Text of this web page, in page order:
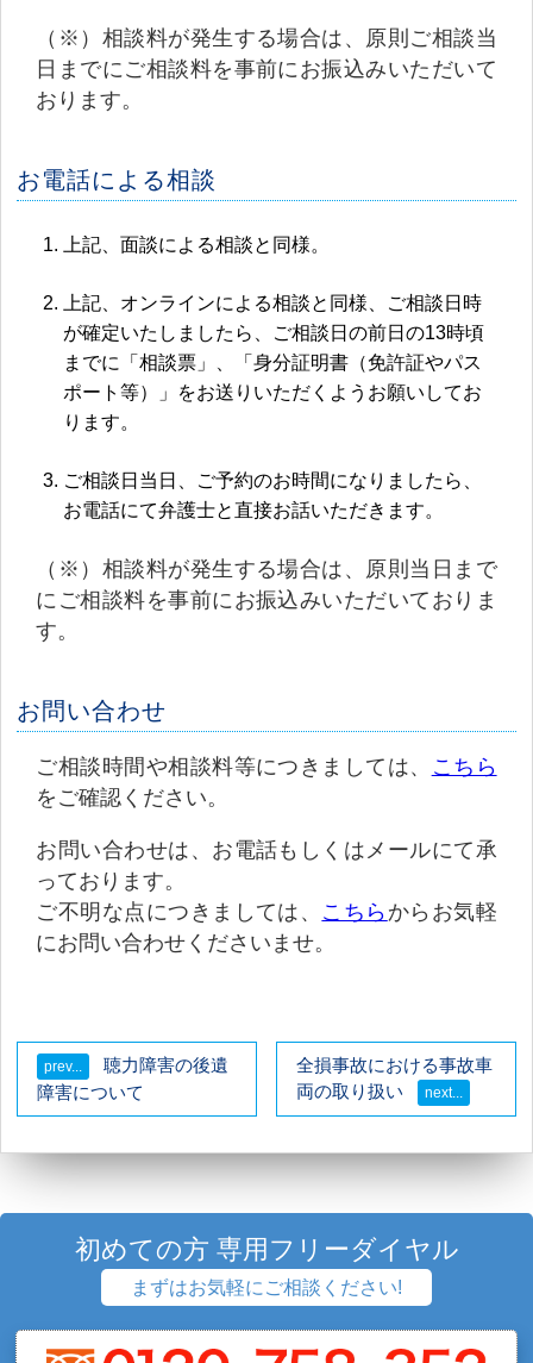
（※）相談料が発生する場合は、原則ご相談当
日までにご相談料を事前にお振込みいただいて
おります。
お電話による相談
上記、面談による相談と同様。
上記、オンラインによる相談と同様、ご相談日時
が確定いたしましたら、ご相談日の前日の13時頃
までに「相談票」、「身分証明書（免許証やパス
ポート等）」をお送りいただくようお願いしてお
ります。
ご相談日当日、ご予約のお時間になりましたら、
お電話にて弁護士と直接お話いただきます。
（※）相談料が発生する場合は、原則当日まで
にご相談料を事前にお振込みいただいておりま
す。
お問い合わせ
ご相談時間や相談料等につきましては、
こちら
をご確認ください。
お問い合わせは、お電話もしくはメールにて承
っております。
ご不明な点につきましては、 こちら からお気軽
にお問い合わせくださいませ。
聴力障害の後遺
障害について
全損事故における事故車
両の取り扱い
初めての方 専用フリーダイヤル
まずはお気軽にご相談ください!